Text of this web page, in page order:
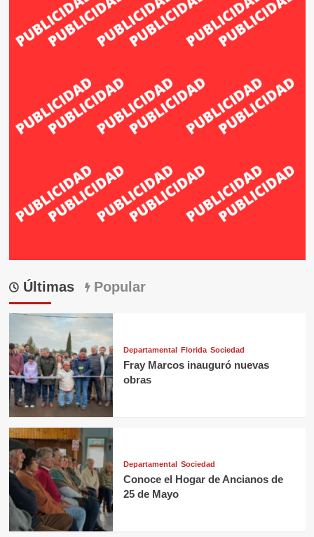
Últimas Popular
Departamental Florida Sociedad
Fray Marcos inauguró nuevas
obras
Departamental Sociedad
Conoce el Hogar de Ancianos de
25 de Mayo